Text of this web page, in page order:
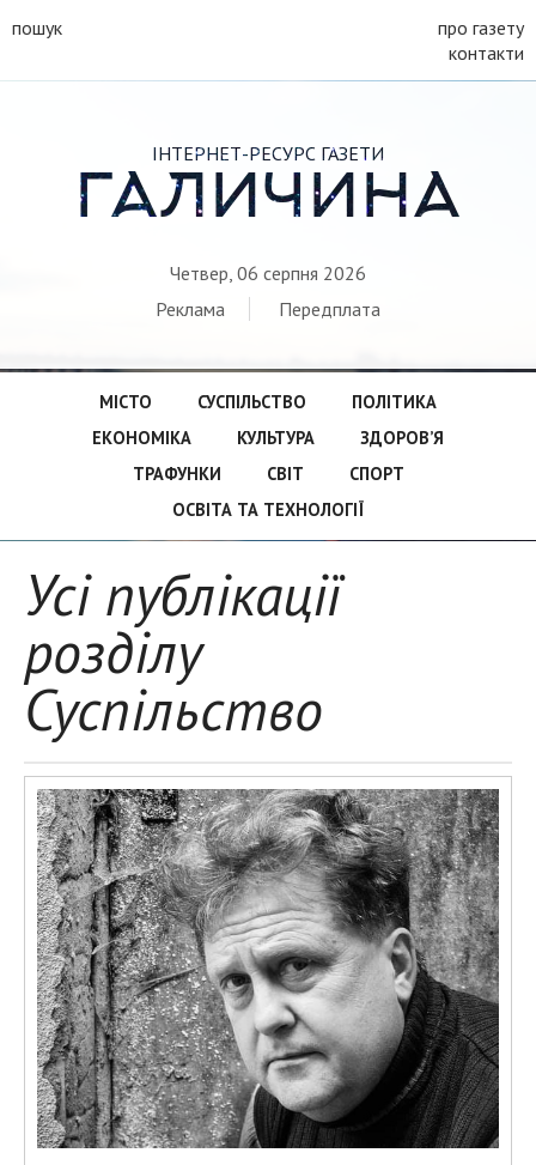
пошук
про газету
контакти
ІНТЕРНЕТ-РЕСУРС ГАЗЕТИ
ГАЛИЧИНА
Четвер, 06 серпня 2026
Реклама
Передплата
МІСТО СУСПІЛЬСТВО
ПОЛІТИКА
ЕКОНОМІКА
КУЛЬТУРА
ЗДОРОВ’Я
ТРАФУНКИ
СВІТ
СПОРТ
ОСВІТА ТА ТЕХНОЛОГІЇ
Усі публікації
розділу
Суспільство